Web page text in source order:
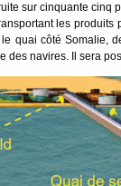
sur cinquante cinq
les
quai côté Somalie,
des navires. Il sera